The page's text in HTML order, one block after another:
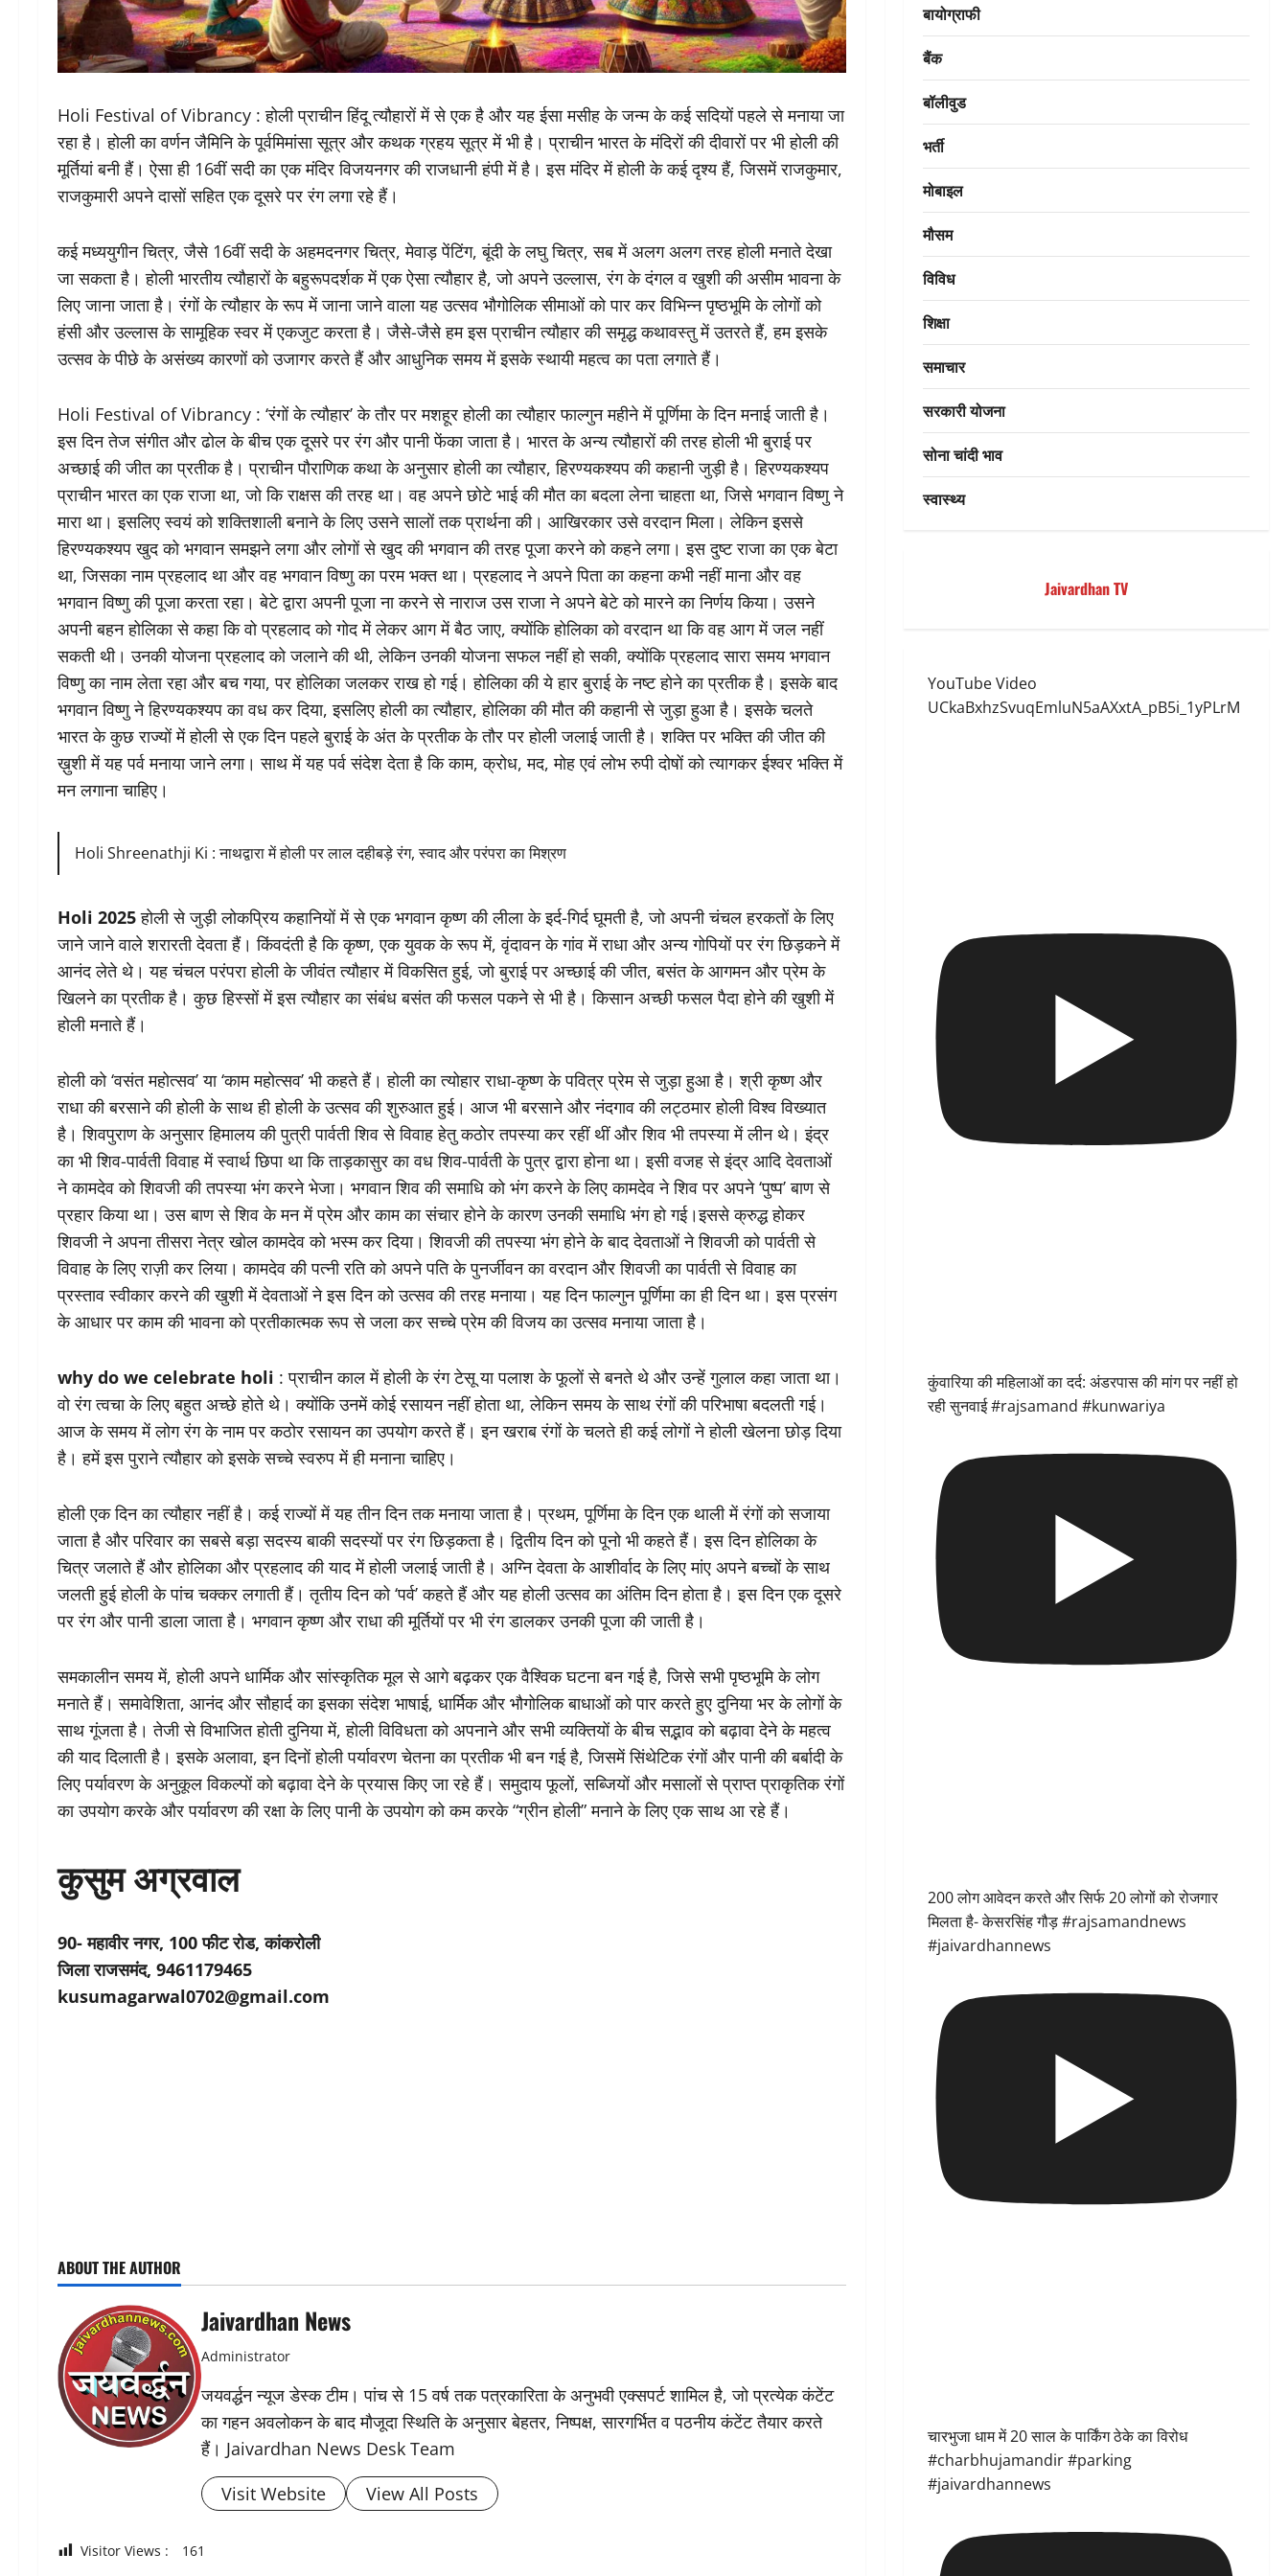
Holi Festival of Vibrancy : होली प्राचीन हिंदू त्यौहारों में से एक है और यह ईसा मसीह के जन्म के कई सदियों पहले से मनाया जा
रहा है। होली का वर्णन जैमिनि के पूर्वमिमांसा सूत्र और कथक ग्रहय सूत्र में भी है। प्राचीन भारत के मंदिरों की दीवारों पर भी होली की
मूर्तियां बनी हैं। ऐसा ही 16वीं सदी का एक मंदिर विजयनगर की राजधानी हंपी में है। इस मंदिर में होली के कई दृश्य हैं, जिसमें राजकुमार,
राजकुमारी अपने दासों सहित एक दूसरे पर रंग लगा रहे हैं।
कई मध्ययुगीन चित्र, जैसे 16वीं सदी के अहमदनगर चित्र, मेवाड़ पेंटिंग, बूंदी के लघु चित्र, सब में अलग अलग तरह होली मनाते देखा
जा सकता है। होली भारतीय त्यौहारों के बहुरूपदर्शक में एक ऐसा त्यौहार है, जो अपने उल्लास, रंग के दंगल व खुशी की असीम भावना के
लिए जाना जाता है। रंगों के त्यौहार के रूप में जाना जाने वाला यह उत्सव भौगोलिक सीमाओं को पार कर विभिन्न पृष्ठभूमि के लोगों को
हंसी और उल्लास के सामूहिक स्वर में एकजुट करता है। जैसे-जैसे हम इस प्राचीन त्यौहार की समृद्ध कथावस्तु में उतरते हैं, हम इसके
उत्सव के पीछे के असंख्य कारणों को उजागर करते हैं और आधुनिक समय में इसके स्थायी महत्व का पता लगाते हैं।
Holi Festival of Vibrancy : ‘रंगों के त्यौहार’ के तौर पर मशहूर होली का त्यौहार फाल्गुन महीने में पूर्णिमा के दिन मनाई जाती है।
इस दिन तेज संगीत और ढोल के बीच एक दूसरे पर रंग और पानी फेंका जाता है। भारत के अन्य त्यौहारों की तरह होली भी बुराई पर
अच्छाई की जीत का प्रतीक है। प्राचीन पौराणिक कथा के अनुसार होली का त्यौहार, हिरण्यकश्यप की कहानी जुड़ी है। हिरण्यकश्यप
प्राचीन भारत का एक राजा था, जो कि राक्षस की तरह था। वह अपने छोटे भाई की मौत का बदला लेना चाहता था, जिसे भगवान विष्णु ने
मारा था। इसलिए स्वयं को शक्तिशाली बनाने के लिए उसने सालों तक प्रार्थना की। आखिरकार उसे वरदान मिला। लेकिन इससे
हिरण्यकश्यप खुद को भगवान समझने लगा और लोगों से खुद की भगवान की तरह पूजा करने को कहने लगा। इस दुष्ट राजा का एक बेटा
था, जिसका नाम प्रहलाद था और वह भगवान विष्णु का परम भक्त था। प्रहलाद ने अपने पिता का कहना कभी नहीं माना और वह
भगवान विष्णु की पूजा करता रहा। बेटे द्वारा अपनी पूजा ना करने से नाराज उस राजा ने अपने बेटे को मारने का निर्णय किया। उसने
अपनी बहन होलिका से कहा कि वो प्रहलाद को गोद में लेकर आग में बैठ जाए, क्योंकि होलिका को वरदान था कि वह आग में जल नहीं
सकती थी। उनकी योजना प्रहलाद को जलाने की थी, लेकिन उनकी योजना सफल नहीं हो सकी, क्योंकि प्रहलाद सारा समय भगवान
विष्णु का नाम लेता रहा और बच गया, पर होलिका जलकर राख हो गई। होलिका की ये हार बुराई के नष्ट होने का प्रतीक है। इसके बाद
भगवान विष्णु ने हिरण्यकश्यप का वध कर दिया, इसलिए होली का त्यौहार, होलिका की मौत की कहानी से जुड़ा हुआ है। इसके चलते
भारत के कुछ राज्यों में होली से एक दिन पहले बुराई के अंत के प्रतीक के तौर पर होली जलाई जाती है। शक्ति पर भक्ति की जीत की
ख़ुशी में यह पर्व मनाया जाने लगा। साथ में यह पर्व संदेश देता है कि काम, क्रोध, मद, मोह एवं लोभ रुपी दोषों को त्यागकर ईश्वर भक्ति में
मन लगाना चाहिए।
Holi Shreenathji Ki : नाथद्वारा में होली पर लाल दहीबड़े रंग, स्वाद और परंपरा का मिश्रण
Holi 2025होली से जुड़ी लोकप्रिय कहानियों में से एक भगवान कृष्ण की लीला के इर्द-गिर्द घूमती है, जो अपनी चंचल हरकतों के लिए
जाने जाने वाले शरारती देवता हैं। किंवदंती है कि कृष्ण, एक युवक के रूप में, वृंदावन के गांव में राधा और अन्य गोपियों पर रंग छिड़कने में
आनंद लेते थे। यह चंचल परंपरा होली के जीवंत त्यौहार में विकसित हुई, जो बुराई पर अच्छाई की जीत, बसंत के आगमन और प्रेम के
खिलने का प्रतीक है। कुछ हिस्सों में इस त्यौहार का संबंध बसंत की फसल पकने से भी है। किसान अच्छी फसल पैदा होने की खुशी में
होली मनाते हैं।
होली को ‘वसंत महोत्सव’ या ‘काम महोत्सव’ भी कहते हैं। होली का त्योहार राधा-कृष्ण के पवित्र प्रेम से जुड़ा हुआ है। श्री कृष्ण और
राधा की बरसाने की होली के साथ ही होली के उत्सव की शुरुआत हुई। आज भी बरसाने और नंदगाव की लट्ठमार होली विश्व विख्यात
है। शिवपुराण के अनुसार हिमालय की पुत्री पार्वती शिव से विवाह हेतु कठोर तपस्या कर रहीं थीं और शिव भी तपस्या में लीन थे। इंद्र
का भी शिव-पार्वती विवाह में स्वार्थ छिपा था कि ताड़कासुर का वध शिव-पार्वती के पुत्र द्वारा होना था। इसी वजह से इंद्र आदि देवताओं
ने कामदेव को शिवजी की तपस्या भंग करने भेजा। भगवान शिव की समाधि को भंग करने के लिए कामदेव ने शिव पर अपने ‘पुष्प’ बाण से
प्रहार किया था। उस बाण से शिव के मन में प्रेम और काम का संचार होने के कारण उनकी समाधि भंग हो गई।इससे क्रुद्ध होकर
शिवजी ने अपना तीसरा नेत्र खोल कामदेव को भस्म कर दिया। शिवजी की तपस्या भंग होने के बाद देवताओं ने शिवजी को पार्वती से
विवाह के लिए राज़ी कर लिया। कामदेव की पत्नी रति को अपने पति के पुनर्जीवन का वरदान और शिवजी का पार्वती से विवाह का
प्रस्ताव स्वीकार करने की खुशी में देवताओं ने इस दिन को उत्सव की तरह मनाया। यह दिन फाल्गुन पूर्णिमा का ही दिन था। इस प्रसंग
के आधार पर काम की भावना को प्रतीकात्मक रूप से जला कर सच्चे प्रेम की विजय का उत्सव मनाया जाता है।
why do we celebrate holi : प्राचीन काल में होली के रंग टेसू या पलाश के फूलों से बनते थे और उन्हें गुलाल कहा जाता था।
वो रंग त्वचा के लिए बहुत अच्छे होते थे। क्योंकि उनमें कोई रसायन नहीं होता था, लेकिन समय के साथ रंगों की परिभाषा बदलती गई।
आज के समय में लोग रंग के नाम पर कठोर रसायन का उपयोग करते हैं। इन खराब रंगों के चलते ही कई लोगों ने होली खेलना छोड़ दिया
है। हमें इस पुराने त्यौहार को इसके सच्चे स्वरुप में ही मनाना चाहिए।
होली एक दिन का त्यौहार नहीं है। कई राज्यों में यह तीन दिन तक मनाया जाता है। प्रथम, पूर्णिमा के दिन एक थाली में रंगों को सजाया
जाता है और परिवार का सबसे बड़ा सदस्य बाकी सदस्यों पर रंग छिड़कता है। द्वितीय दिन को पूनो भी कहते हैं। इस दिन होलिका के
चित्र जलाते हैं और होलिका और प्रहलाद की याद में होली जलाई जाती है। अग्नि देवता के आशीर्वाद के लिए मांए अपने बच्चों के साथ
जलती हुई होली के पांच चक्कर लगाती हैं। तृतीय दिन को ‘पर्व’ कहते हैं और यह होली उत्सव का अंतिम दिन होता है। इस दिन एक दूसरे
पर रंग और पानी डाला जाता है। भगवान कृष्ण और राधा की मूर्तियों पर भी रंग डालकर उनकी पूजा की जाती है।
समकालीन समय में, होली अपने धार्मिक और सांस्कृतिक मूल से आगे बढ़कर एक वैश्विक घटना बन गई है, जिसे सभी पृष्ठभूमि के लोग
मनाते हैं। समावेशिता, आनंद और सौहार्द का इसका संदेश भाषाई, धार्मिक और भौगोलिक बाधाओं को पार करते हुए दुनिया भर के लोगों के
साथ गूंजता है। तेजी से विभाजित होती दुनिया में, होली विविधता को अपनाने और सभी व्यक्तियों के बीच सद्भाव को बढ़ावा देने के महत्व
की याद दिलाती है। इसके अलावा, इन दिनों होली पर्यावरण चेतना का प्रतीक भी बन गई है, जिसमें सिंथेटिक रंगों और पानी की बर्बादी के
लिए पर्यावरण के अनुकूल विकल्पों को बढ़ावा देने के प्रयास किए जा रहे हैं। समुदाय फूलों, सब्जियों और मसालों से प्राप्त प्राकृतिक रंगों
का उपयोग करके और पर्यावरण की रक्षा के लिए पानी के उपयोग को कम करके “ग्रीन होली” मनाने के लिए एक साथ आ रहे हैं।
कुसुम अग्रवाल
90- महावीर नगर, 100 फीट रोड, कांकरोली
जिला राजसमंद, 9461179465
kusumagarwal0702@gmail.com
ABOUT THE AUTHOR
Jaivardhan News
Administrator
जयवर्द्धन न्यूज डेस्क टीम। पांच से 15 वर्ष तक पत्रकारिता के अनुभवी एक्सपर्ट शामिल है, जो प्रत्येक कंटेंट
का गहन अवलोकन के बाद मौजूदा स्थिति के अनुसार बेहतर, निष्पक्ष, सारगर्भित व पठनीय कंटेंट तैयार करते
हैं। Jaivardhan News Desk Team
Visit Website
View All Posts
Visitor Views : 161
बायोग्राफी
बैंक
बॉलीवुड
भर्ती
मोबाइल
मौसम
विविध
शिक्षा
समाचार
सरकारी योजना
सोना चांदी भाव
स्वास्थ्य
Jaivardhan TV
YouTube Video
UCkaBxhzSvuqEmluN5aAXxtA_pB5i_1yPLrM
कुंवारिया की महिलाओं का दर्द: अंडरपास की मांग पर नहीं हो
रही सुनवाई #rajsamand #kunwariya
200 लोग आवेदन करते और सिर्फ 20 लोगों को रोजगार
मिलता है- केसरसिंह गौड़ #rajsamandnews
#jaivardhannews
चारभुजा धाम में 20 साल के पार्किंग ठेके का विरोध
#charbhujamandir #parking
#jaivardhannews